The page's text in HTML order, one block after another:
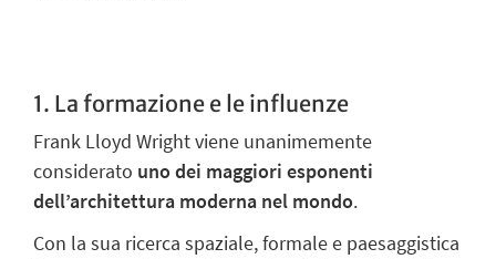
1. La formazione e le influenze
Frank Lloyd Wrightviene unanimemente
considerato uno dei maggiori esponenti
dell’architettura moderna nel mondo.
Con la sua ricerca spaziale, formale e paesaggistica